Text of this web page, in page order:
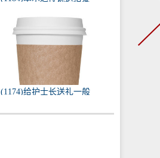
任务100只蚱蜢）
(1174)给护士长送礼一般
实用的东西）